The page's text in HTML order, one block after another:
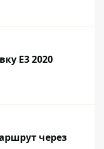
E3 2020
через